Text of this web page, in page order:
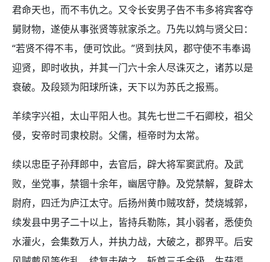
君命天也，而不韦仇之。又令长安男子告不韦多将宾客夺
舅财物，遂使从事张贤等就家杀之。乃先以鸩与贤父曰：
“若贤不得不韦，便可饮此。”贤到扶风，郡守使不韦奉谒
迎贤，即时收执，并其一门六十余人尽诛灭之，诸苏以是
衰破。及段颎为阳球所诛，天下以为苏氏之报焉。
羊续字兴祖，太山平阳人也。其先七世二千石卿校，祖父
侵，安帝时司隶校尉。父儒，桓帝时为太常。
续以忠臣子孙拜郎中，去官后，辟大将军窦武府。及武
败，坐党事，禁锢十余年，幽居守静。及党禁解，复辟太
尉府，四迁为庐江太守。后扬州黄巾贼攻舒，焚烧城郭，
续发县中男子二十以上，皆持兵勒陈，其小弱者，悉使负
水灌火，会集数万人，并执力战，大破之，郡界平。后安